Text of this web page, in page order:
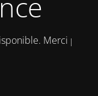
Merci pour